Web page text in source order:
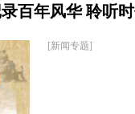
百年风华 聆听
[新闻专题]